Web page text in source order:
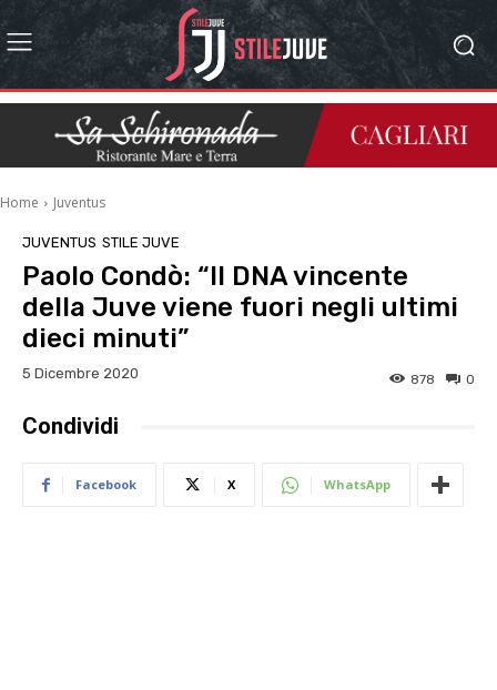
Home Juventus
JUVENTUS STILE JUVE
Paolo Condò: “Il DNA vincente
della Juve viene fuori negli ultimi
dieci minuti”
5 Dicembre 2020 0
878
Condividi
Facebook X WhatsApp